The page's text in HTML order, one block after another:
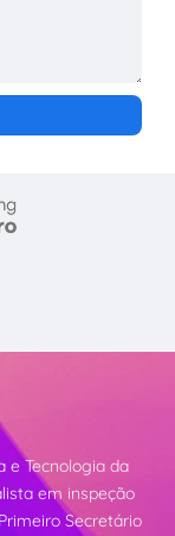
e Tecnologia da
em inspeção
Secretário